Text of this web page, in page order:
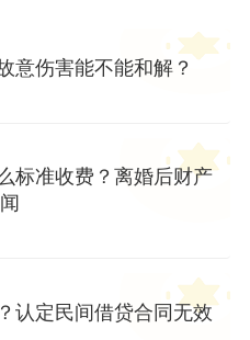
意伤害能不能和解？
标准收费？离婚后财产
认定民间借贷合同无效